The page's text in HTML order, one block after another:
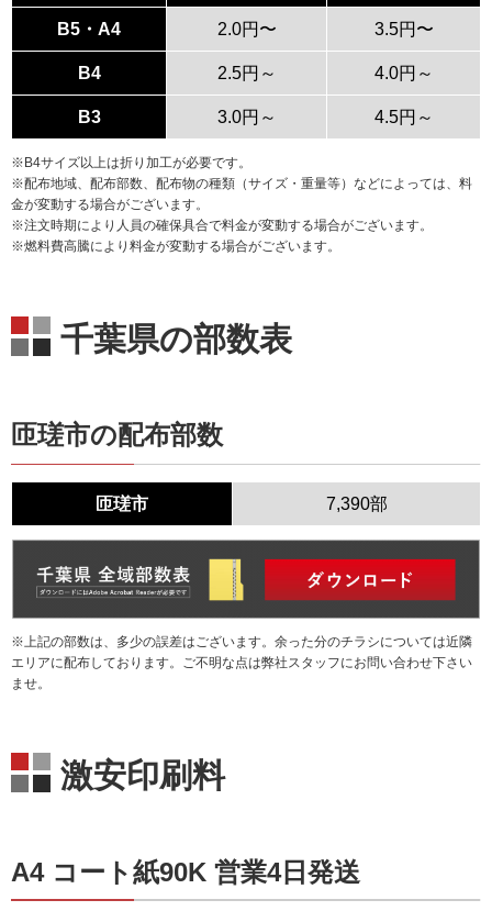
B5・A4 2.0円〜 3.5円〜
B4 2.5円～ 4.0円～
B3 3.0円～ 4.5円～
※B4サイズ以上は折り加工が必要です。
※配布地域、配布部数、配布物の種類（サイズ・重量等）などによっては、料
金が変動する場合がございます。
※注文時期により人員の確保具合で料金が変動する場合がございます。
※燃料費高騰により料金が変動する場合がございます。
千葉県の部数表
匝瑳市の配布部数
匝瑳市 7,390部
※上記の部数は、多少の誤差はございます。余った分のチラシについては近隣
エリアに配布しております。ご不明な点は弊社スタッフにお問い合わせ下さい
ませ。
激安印刷料
A4 コート紙90K 営業4日発送